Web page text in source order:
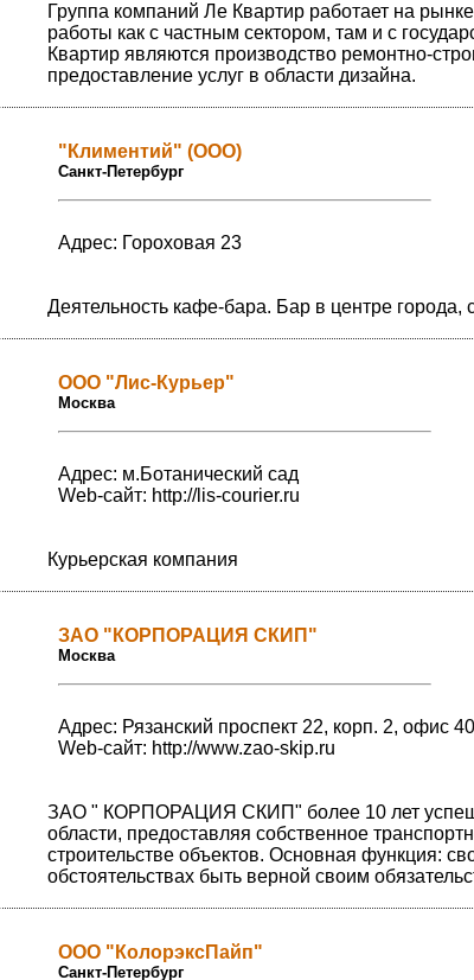
Группа компаний Ле Квартир работает на
работы как с частным сектором, там и с
Квартир являются производство ремонтно-
предоставление услуг в области дизайна.
"Климентий" (ООО)
Санкт-Петербург
Адрес: Гороховая 23
Деятельность кафе-бара. Бар в центре
ООО "Лис-Курьер"
Москва
Адрес: м.Ботанический сад
Web-сайт: http://lis-courier.ru
Курьерская компания
ЗАО "КОРПОРАЦИЯ СКИП"
Москва
Адрес: Рязанский проспект 22, корп. 2, офис
Web-сайт: http://www.zao-skip.ru
ЗАО " КОРПОРАЦИЯ СКИП" более 10 лет
области, предоставляя собственное
строительстве объектов. Основная функция:
обстоятельствах быть верной своим
ООО "КолорэксПайп"
Санкт-Петербург